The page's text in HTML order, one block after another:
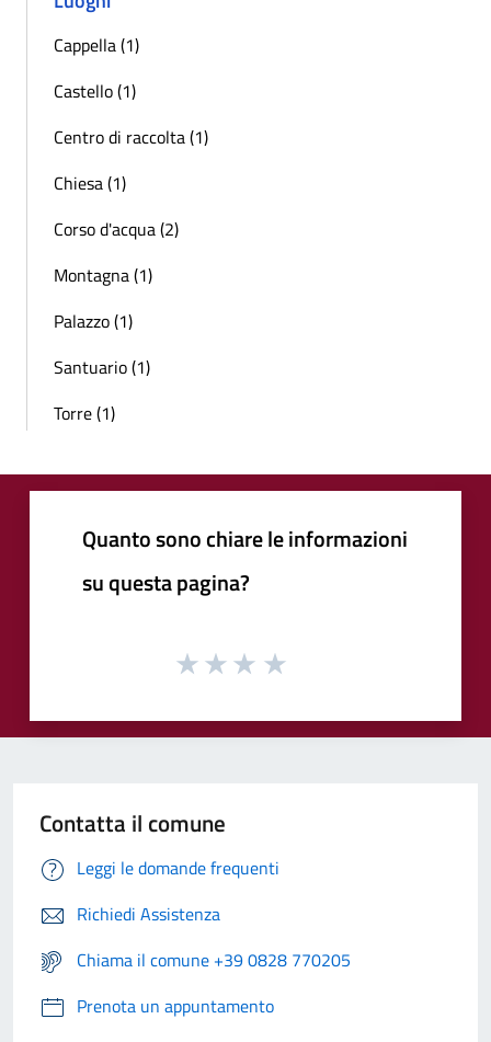
Cappella (1)
Castello (1)
Centro di raccolta (1)
Chiesa (1)
Corso d'acqua (2)
Montagna (1)
Palazzo (1)
Santuario (1)
Torre (1)
Quanto sono chiare le informazioni
su questa pagina?
Contatta il comune
Leggi le domande frequenti
Richiedi Assistenza
Chiama il comune +39 0828 770205
Prenota un appuntamento